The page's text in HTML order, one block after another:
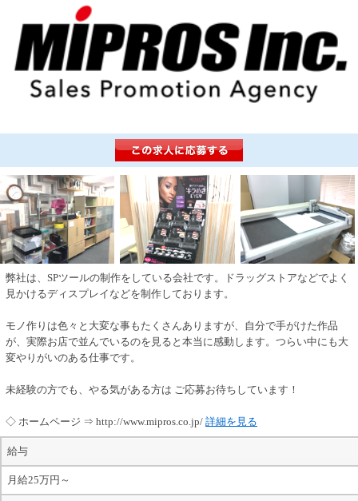
弊社は、SPツールの制作をしている会社です。ドラッグストアなどでよく
見かけるディスプレイなどを制作しております。
モノ作りは色々と大変な事もたくさんありますが、自分で手がけた作品
が、実際お店で並んでいるのを見ると本当に感動します。つらい中にも大
変やりがいのある仕事です。
未経験の方でも、やる気がある方は ご応募お待ちしています！
◇ ホームページ ⇒ http://www.mipros.co.jp/ 詳細を見る
給与
月給25万円～